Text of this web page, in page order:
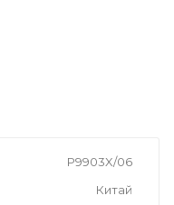
P9903X/06
Китай